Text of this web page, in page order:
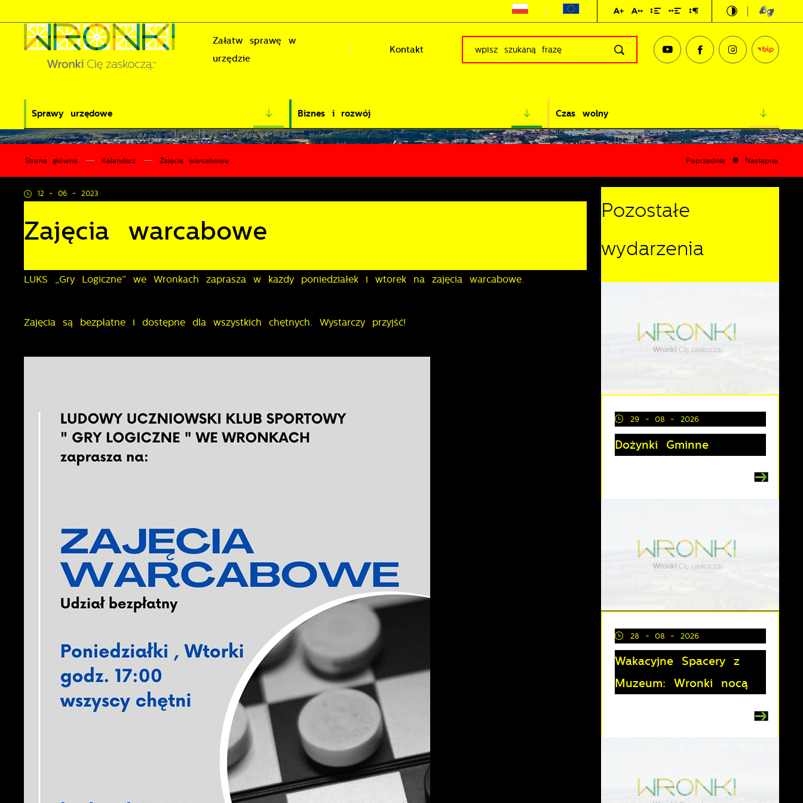
Załatw sprawę w
urzędzie
Kontakt
Sprawy urzędowe Biznes i rozwój Czas wolny
Strona główna Kalendarz Zajęcia warcabowe Poprzednia Następna
12 - 06 - 2023
Zajęcia warcabowe
LUKS „Gry Logiczne” we Wronkach zaprasza w każdy poniedziałek i wtorek na zajęcia warcabowe.
Zajęcia są bezpłatne i dostępne dla wszystkich chętnych. Wystarczy przyjść!
Pozostałe
wydarzenia
29 - 08 - 2026
Dożynki Gminne
28 - 08 - 2026
Wakacyjne Spacery z
Muzeum: Wronki nocą
Ustawienia
Szanujemy Twoją prywatność. Możesz zmienić ustawienia cookies lub
zaakceptować je wszystkie. W dowolnym momencie możesz dokonać
zmiany swoich ustawień.